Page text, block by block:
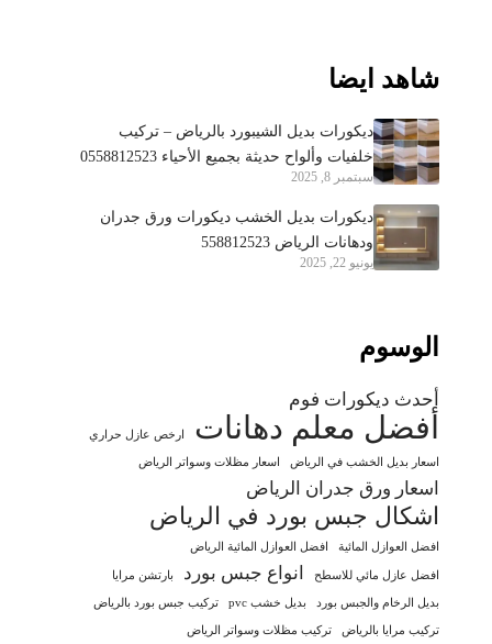
شاهد ايضا
ديكورات بديل الشيبورد بالرياض – تركيب
خلفيات وألواح حديثة بجميع الأحياء 0558812523
سبتمبر 8, 2025
ديكورات بديل الخشب ديكورات ورق جدران
ودهانات الرياض 558812523
يونيو 22, 2025
الوسوم
أحدث ديكورات فوم
أفضل معلم دهانات ارخص عازل حراري
اسعار بديل الخشب في الرياض اسعار مظلات وسواتر الرياض
اسعار ورق جدران الرياض
اشكال جبس بورد في الرياض
افضل العوازل المائية افضل العوازل المائية الرياض
افضل عازل مائي للاسطح انواع جبس بورد بارتشن مرايا
بديل الرخام والجبس بورد بديل خشب pvc تركيب جبس بورد بالرياض
تركيب مرايا بالرياض تركيب مظلات وسواتر الرياض